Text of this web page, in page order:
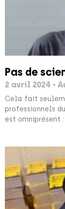
Pas de
2 avril 2024
Cela fait
professionnels
est omniprésent